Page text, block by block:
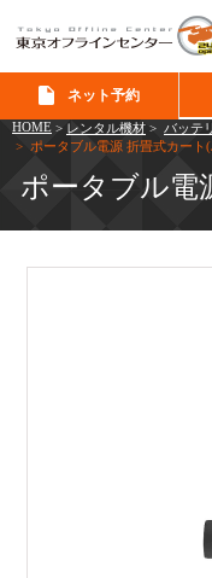
ネット予約
HOME > レンタル機材 > バッテ
> ポータブル電源 折畳式カート
ポータブル電